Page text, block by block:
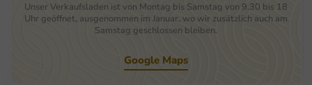
Unser Verkaufsladen ist von Montag bis Samstag von 9.30 bis 18
Uhr geöffnet, ausgenommen im Januar, wo wir zusätzlich auch am
Samstag geschlossen bleiben.
Google Maps